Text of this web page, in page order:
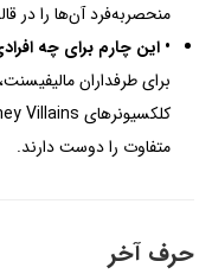
منحصربه‌فرد آن‌ها را در
• این چارم برای چه
برای طرفداران
متفاوت را دوست دارند.
حرف آخر